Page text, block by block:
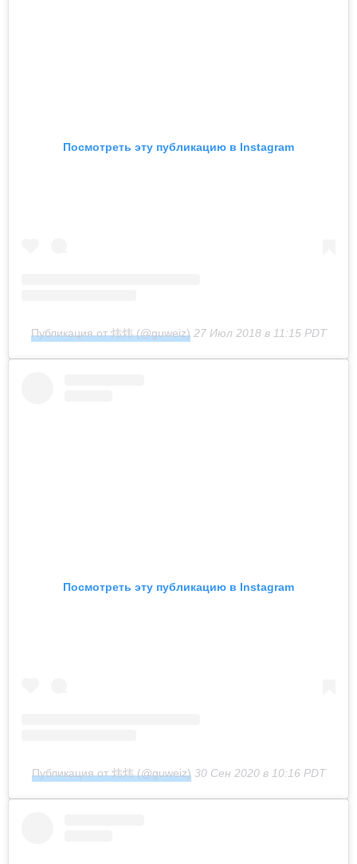
Посмотреть эту публикацию в Instagram
Публикация от 炜炜 (@guweiz) 27 Июл 2018 в 11:15 PDT
Посмотреть эту публикацию в Instagram
Публикация от 炜炜 (@guweiz) 30 Сен 2020 в 10:16 PDT